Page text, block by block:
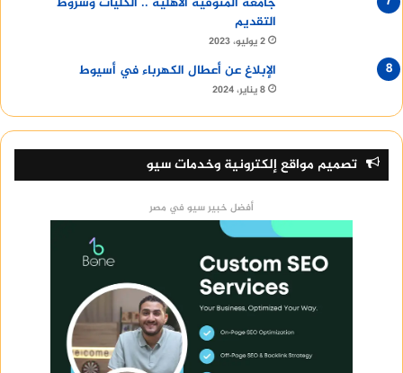
التقديم
2 يوليو، 2023
الإبلاغ عن أعطال الكهرباء في أسيوط
8 يناير، 2024
تصميم مواقع إلكترونية وخدمات سيو
أفضل خبير سيو في مصر